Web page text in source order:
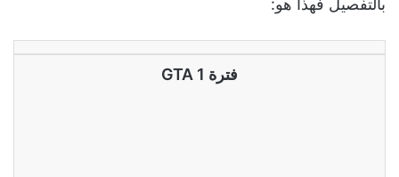
بالتفصيل فهذا هو:
فترة GTA 1